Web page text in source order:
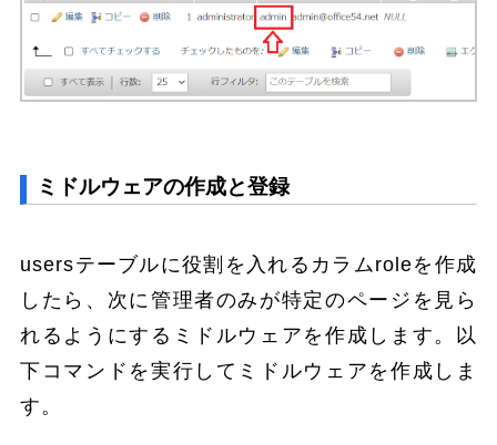
ミドルウェアの作成と登録
usersテーブルに役割を入れるカラムroleを作成
したら、次に管理者のみが特定のページを見ら
れるようにするミドルウェアを作成します。以
下コマンドを実行してミドルウェアを作成しま
す。